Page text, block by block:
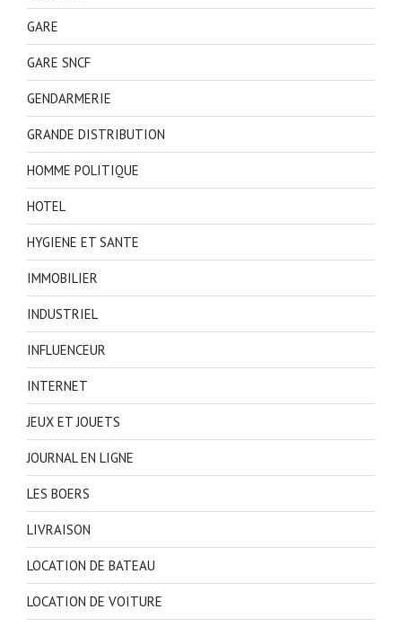
GARE
GARE SNCF
GENDARMERIE
GRANDE DISTRIBUTION
HOMME POLITIQUE
HOTEL
HYGIENE ET SANTE
IMMOBILIER
INDUSTRIEL
INFLUENCEUR
INTERNET
JEUX ET JOUETS
JOURNAL EN LIGNE
LES BOERS
LIVRAISON
LOCATION DE BATEAU
LOCATION DE VOITURE